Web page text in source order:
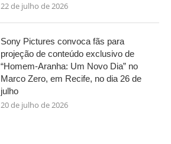
22 de julho de 2026
Sony Pictures convoca fãs para
projeção de conteúdo exclusivo de
“Homem-Aranha: Um Novo Dia” no
Marco Zero, em Recife, no dia 26 de
julho
20 de julho de 2026